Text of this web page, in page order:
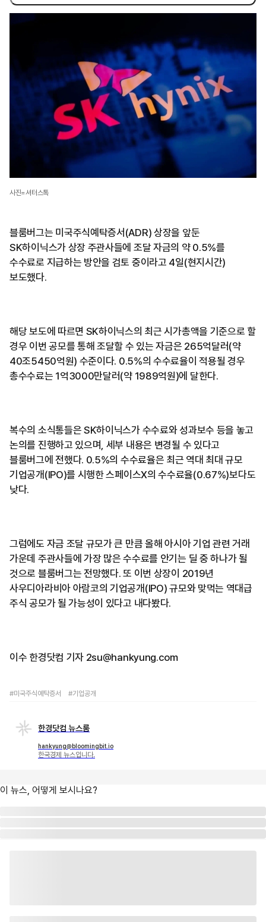
사진=셔터스톡
블룸버그는 미국주식예탁증서(ADR) 상장을 앞둔
SK하이닉스가 상장 주관사들에 조달 자금의 약 0.5%를
수수료로 지급하는 방안을 검토 중이라고 4일(현지시간)
보도했다.
해당 보도에 따르면 SK하이닉스의 최근 시가총액을 기준으로 할
경우 이번 공모를 통해 조달할 수 있는 자금은 265억달러(약
40조5450억원) 수준이다. 0.5%의 수수료율이 적용될 경우
총수수료는 1억3000만달러(약 1989억원)에 달한다.
복수의 소식통들은 SK하이닉스가 수수료와 성과보수 등을 놓고
논의를 진행하고 있으며, 세부 내용은 변경될 수 있다고
블룸버그에 전했다. 0.5%의 수수료율은 최근 역대 최대 규모
기업공개(IPO)를 시행한 스페이스X의 수수료율(0.67%)보다도
낮다.
그럼에도 자금 조달 규모가 큰 만큼 올해 아시아 기업 관련 거래
가운데 주관사들에 가장 많은 수수료를 안기는 딜 중 하나가 될
것으로 블룸버그는 전망했다. 또 이번 상장이 2019년
사우디아라비아 아람코의 기업공개(IPO) 규모와 맞먹는 역대급
주식 공모가 될 가능성이 있다고 내다봤다.
이수 한경닷컴 기자 2su@hankyung.com
#미국주식예탁증서 #기업공개
한경닷컴 뉴스룸
hankyung@bloomingbit.io
한국경제 뉴스입니다.
이 뉴스, 어떻게 보시나요?